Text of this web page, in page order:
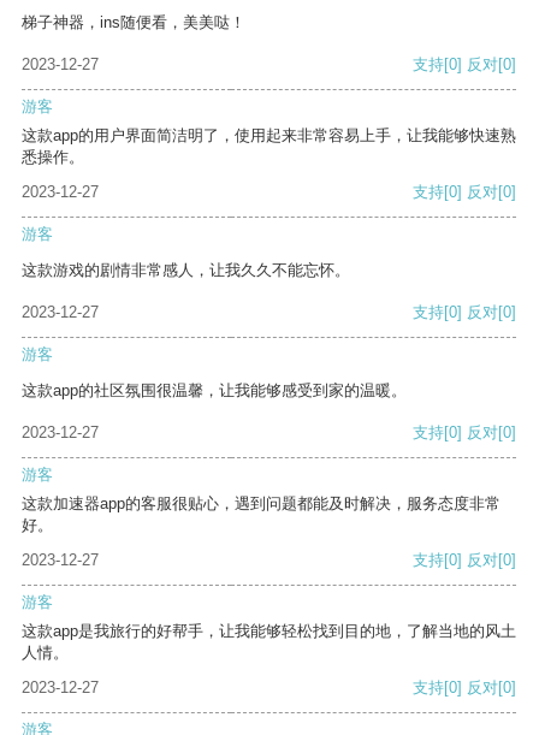
梯子神器，ins随便看，美美哒！
2023-12-27 支持[0] 反对[0]
游客
这款app的用户界面简洁明了，使用起来非常容易上手，让我能够快速熟
悉操作。
2023-12-27
支持[0] 反对[0]
游客
这款游戏的剧情非常感人，让我久久不能忘怀。
2023-12-27 支持[0] 反对[0]
游客
这款app的社区氛围很温馨，让我能够感受到家的温暖。
2023-12-27 支持[0] 反对[0]
游客
这款加速器app的客服很贴心，遇到问题都能及时解决，服务态度非常
好。
2023-12-27
支持[0] 反对[0]
游客
这款app是我旅行的好帮手，让我能够轻松找到目的地，了解当地的风土
人情。
2023-12-27
支持[0] 反对[0]
游客